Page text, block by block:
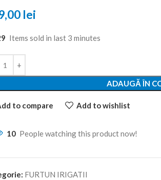
lei
Items sold in last 3 minutes
ADAUGĂ ÎN
to compare Add to wishlist
10 People watching this product now!
FURTUN IRIGATII